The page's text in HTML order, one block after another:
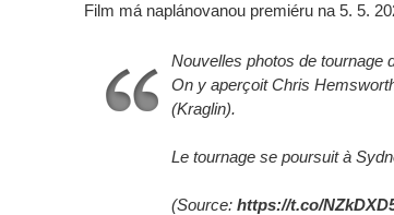
Film má naplánovanou premiéru na 5. 5.
Nouvelles photos de tournage
On y aperçoit Chris
(Kraglin).
Le tournage se poursuit à
(Source: https://t.co/